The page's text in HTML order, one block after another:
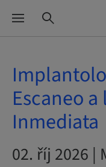
Escaneo a
Inmediata
02. říj 2026 |